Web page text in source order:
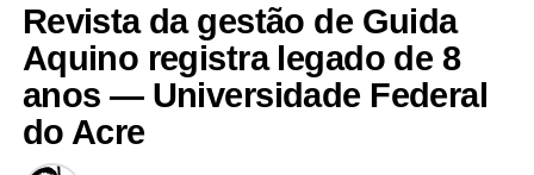
Revista da gestão de Guida
Aquino registra legado de 8
anos — Universidade Federal
do Acre